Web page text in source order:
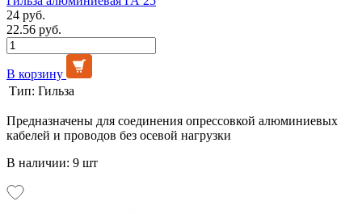
24 руб.
22.56 руб.
В корзину
Тип: Гильза
Предназначены для соединения опрессовкой алюминиевых
кабелей и проводов без осевой нагрузки
В наличии: 9 шт